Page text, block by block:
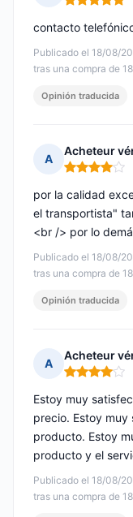
Nota: 5 de 5
Publicado el 18/08/
tras una compra de
contacto
Opinión traducida
A
Acheteur
Nota: 4 de 5
Publicado el 18/08/
tras una compra de
por la calidad
el transportista"
<br /> por lo
Opinión traducida
A
Acheteur
Nota: 4 de 5
Publicado el 18/08/
tras una compra de
Estoy muy
precio. Estoy
producto. Estoy
producto y el